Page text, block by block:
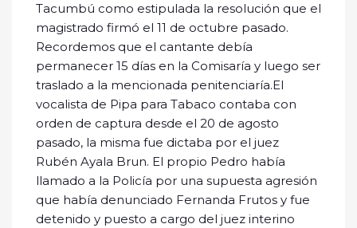
Tacumbú como estipulada la resolución que el
magistrado firmó el 11 de octubre pasado.
Recordemos que el cantante debía
permanecer 15 días en la Comisaría y luego ser
traslado a la mencionada penitenciaría.El
vocalista de Pipa para Tabaco contaba con
orden de captura desde el 20 de agosto
pasado, la misma fue dictaba por el juez
Rubén Ayala Brun. El propio Pedro había
llamado a la Policía por una supuesta agresión
que había denunciado Fernanda Frutos y fue
detenido y puesto a cargo del juez interino